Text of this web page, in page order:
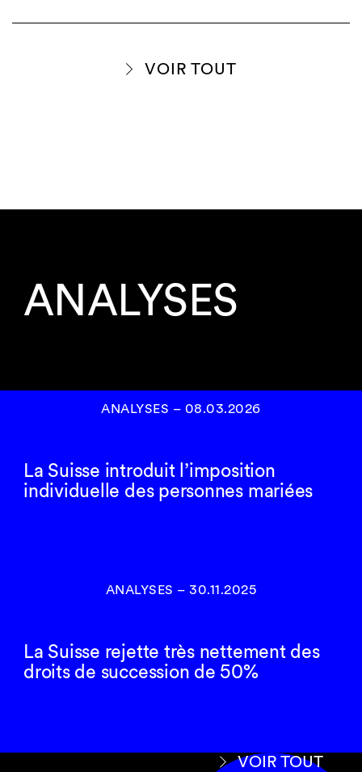
VOIR TOUT
ANALYSES
ANALYSES – 08.03.2026
La Suisse introduit l’imposition
individuelle des personnes mariées
ANALYSES – 30.11.2025
La Suisse rejette très nettement des
droits de succession de 50%
VOIR TOUT